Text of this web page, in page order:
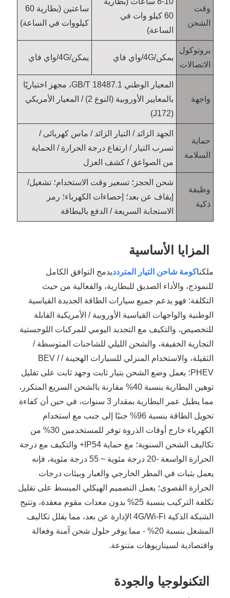
وقت
الشحن
60 كيلو وات في
الساعة)
ساعتين (بطارية 60
كيلووات في الساعة)
بروتوكول
الاتصالات
يمكن/4G/واي فاي يمكن/4G/واي فاي
واجهة
المعيار الوطني GB/T 18487.1، مجهز اختياريًا
بالمعايير الأوروبية (النوع 2) / المعيار الأمريكي
(J172)
حماية
السلامة
الجهد الزائد / التيار الزائد / ماس كهربائى /
تسرب التيار / ارتفاع درجة الحرارة / الحماية
من الصواعق / كشف العزل
وظيفة
ذكية
شحن الحجز؛ تسعير وقت الاستخدام؛ تشغيل/
إيقاف عن بعد؛ إحصاءات الكهرباء؛ رمز
الاستجابة السريعة / الدفع بالبطاقة
المزايا الأساسية
ملكناكومة شاحن التيار المتردديدمج التوافق الكامل
للنموذج، والأداء الصديق للبطارية، والفعالية من حيث
التكلفة: فهو يدعم جميع سيارات الطاقة الجديدة القياسية
الوطنية والواجهات القياسية الأوروبية / الأمريكية القابلة
للتخصيص، والتكيف مع التجديد اليومي للمركبات اللوجستية
التجارية الخفيفة، والشحن الليلي للشاحنات المتوسطة /
الثقيلة، والاستخدام المنزلي للسيارات الهجينة / BEV /
PHEV؛ يعمل وضع الشحن بتيار ثابت وجهد ثابت على تقليل
توهين البطارية بنسبة 40% مقارنة بالشحن السريع المتكرر،
مما يطيل عمر البطارية بمقدار 3 سنوات، في حين أن كفاءة
تحويل الطاقة بنسبة 96% جنبًا إلى جنب مع استخدام
الكهرباء خارج أوقات الذروة توفر للمستخدمين 30% من
تكاليف الشحن السنوية؛ مع حماية IP54+ والتكيف مع درجة
الحرارة الواسعة -20 درجة مئوية ~ 55 درجة مئوية، فإنه
يعمل بثبات في المطر الخارجي والغبار وبيئات درجات
الحرارة القصوى؛ يعمل التصميم الهيكلي المبسط على تقليل
تكلفة التركيب بنسبة 25% بدون معدات مقوم معقدة، وتتيح
الشبكة الذكية 4G/Wi-Fi الإدارة عن بعد، مما يقلل تكاليف
المشغل بنسبة 20% - مما يوفر حلول شحن آمنة وفعالة
واقتصادية لسيناريوهات متنوعة.
التكنولوجيا والجودة